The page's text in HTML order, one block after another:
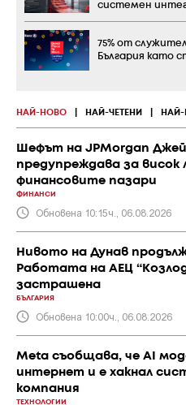
НАЙ-НОВО НАЙ-ЧЕТЕНИ НАЙ-
Шефът на JPMorgan
предупреждава за висок
финансовите пазари
ФИНАНСИ
Обновена 10:15ч., 06.08.2026
Нивото на Дунав
Работата на АЕЦ
застрашена
БЪЛГАРИЯ
Обновена 10:00ч., 06.08.2026
Meta съобщава, че AI
интернет и е хакнал
компания
ТЕХНОЛОГИИ
системен
75% от
България като